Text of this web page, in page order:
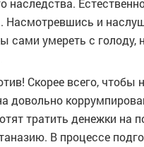
Насмотревшись и
сами умереть с голоду,
Скорее всего, чтобы
довольно
тратить денежки на
В процессе